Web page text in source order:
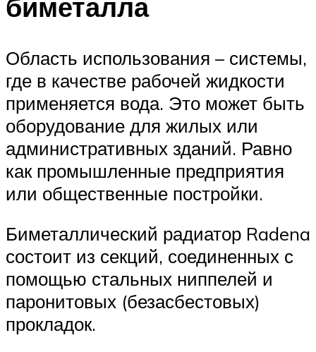
Область использования – системы,
где в качестве рабочей жидкости
применяется вода. Это может быть
оборудование для жилых или
административных зданий. Равно
как промышленные предприятия
или общественные постройки.
Биметаллический радиатор Radena
состоит из секций, соединенных с
помощью стальных ниппелей и
паронитовых (безасбестовых)
прокладок.